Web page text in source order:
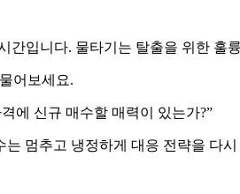
간입니다. 물타기는 탈출을 위한
어보세요.
에 신규 매수할 매력이 있는가?”
멈추고 냉정하게 대응 전략을 다